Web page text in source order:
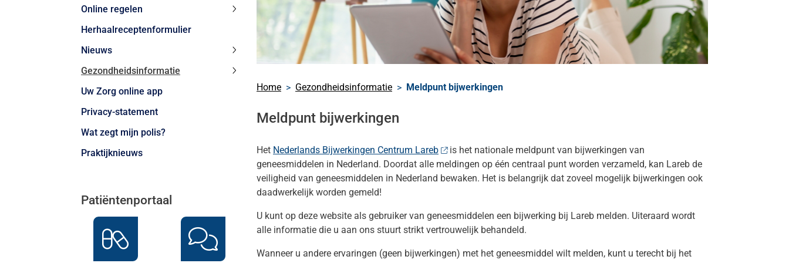
submenu
Online regelen
Herhaalreceptenformulier
Nieuws
Nieuws
submenu
Gezondheidsinformatie
Gezondheidsinformatie
submenu
Uw Zorg online app
Privacy-statement
Wat zegt mijn polis?
Praktijknieuws
Patiëntenportaal
Home Gezondheidsinformatie Meldpunt bijwerkingen
Meldpunt bijwerkingen
Het Nederlands Bijwerkingen Centrum Lareb
is het nationale meldpunt van bijwerkingen van
geneesmiddelen in Nederland. Doordat alle meldingen op één centraal punt worden verzameld, kan Lareb de
veiligheid van geneesmiddelen in Nederland bewaken. Het is belangrijk dat zoveel mogelijk bijwerkingen ook
daadwerkelijk worden gemeld!
U kunt op deze website als gebruiker van geneesmiddelen een bijwerking bij Lareb melden. Uiteraard wordt
alle informatie die u aan ons stuurt strikt vertrouwelijk behandeld.
Wanneer u andere ervaringen (geen bijwerkingen) met het geneesmiddel wilt melden, kunt u terecht bij het